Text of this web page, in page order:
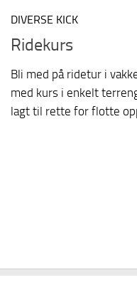
DIVERSE KICK
Ridekurs
Bli med på ridetur i
med kurs i enkelt
lagt til rette for flotte